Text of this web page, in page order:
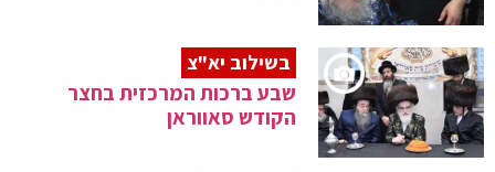
בשילוב יא"צ
שבע ברכות המרכזית בחצר
הקודש סאווראן